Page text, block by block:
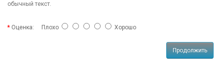
обычный текст.
Оценка: Плохо Хорошо
Продолжить